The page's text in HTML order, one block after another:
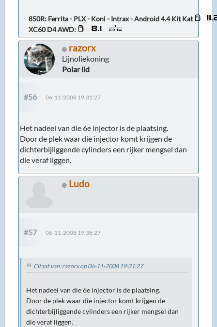
850R: Ferrita - PLX - Koni - Intrax - Android 4.4 Kit Kat
XC60 D4 AWD:
razorx
Lijnoliekoning
Polar lid
#56 06-11-2008 19:31:27
Het nadeel van die 6e injector is de plaatsing.
Door de plek waar die injector komt krijgen de
dichterbijliggende cylinders een rijker mengsel dan
die veraf liggen.
Ludo
#57 06-11-2008 19:38:27
Citaat van: razorx op 06-11-2008 19:31:27
Het nadeel van die 6e injector is de plaatsing.
Door de plek waar die injector komt krijgen de
dichterbijliggende cylinders een rijker mengsel dan
die veraf liggen.